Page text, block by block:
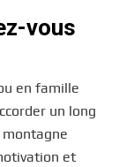
vous
en famille
un long
et